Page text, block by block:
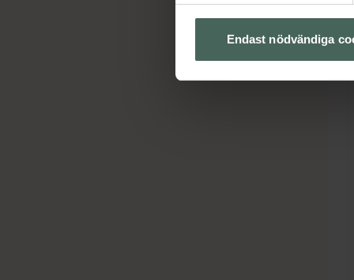
Endast nödvändiga